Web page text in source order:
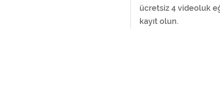
ücretsiz 4 videoluk
kayıt olun.